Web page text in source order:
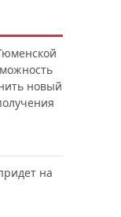
новый
на